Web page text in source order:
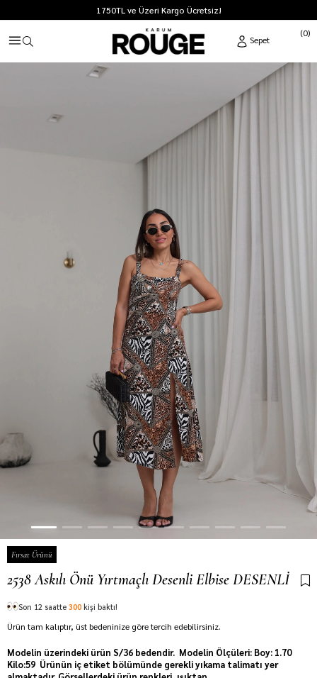
1750TL ve Üzeri Kargo Ücretsiz!
0
Fırsat Ürünü
2538 Askılı Önü Yırtmaçlı Desenli Elbise DESENLİ
Son 12 saatte 300 kişi baktı!
Ürün tam kalıptır, üst bedeninize göre tercih edebilirsiniz.
Modelin üzerindeki ürün S/36 bedendir. Modelin Ölçüleri: Boy: 1.70
Kilo:59 Ürünün iç etiket bölümünde gerekli yıkama talimatı yer